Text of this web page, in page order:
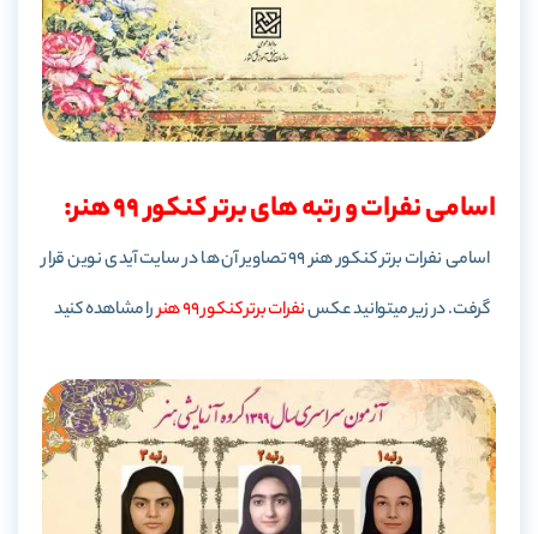
اسامی نفرات و رتبه های برتر کنکور 99 هنر:
اسامی نفرات برتر کنکور هنر 99 تصاویر آن ها در سایت آیدی نوین قرار
گرفت.در زیر میتوانید عکسنفرات برتر کنکور 99 هنر را مشاهده کنید